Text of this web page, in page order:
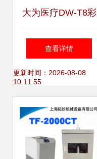
大为医疗DW-T8彩
超机 多功能肌骨超
声与彩色多普勒诊
查看详情
更新时间：2026-08-08
10:11:55